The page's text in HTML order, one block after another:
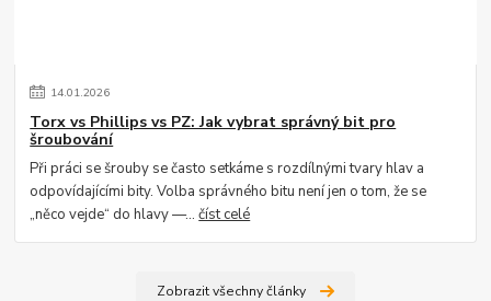
14.01.2026
Torx vs Phillips vs PZ: Jak vybrat správný bit pro
šroubování
Při práci se šrouby se často setkáme s rozdílnými tvary hlav a
odpovídajícími bity. Volba správného bitu není jen o tom, že se
„něco vejde“ do hlavy —...číst celé
Zobrazit všechny články